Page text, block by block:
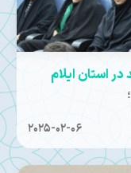
استان ایلام
2025-02-06